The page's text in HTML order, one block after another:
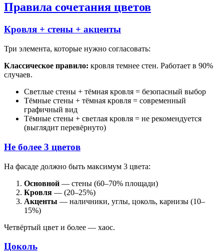
Правила сочетания цветов
Кровля + стены + акценты
Три элемента, которые нужно согласовать:
Классическое правило: кровля темнее стен. Работает в 90%
случаев.
Светлые стены + тёмная кровля = безопасный выбор
Тёмные стены + тёмная кровля = современный
графичный вид
Тёмные стены + светлая кровля = не рекомендуется
(выглядит перевёрнуто)
Не более 3 цветов
На фасаде должно быть максимум 3 цвета:
Основной — стены (60–70% площади)
Кровля — (20–25%)
Акценты — наличники, углы, цоколь, карнизы (10–
15%)
Четвёртый цвет и более — хаос.
Цоколь